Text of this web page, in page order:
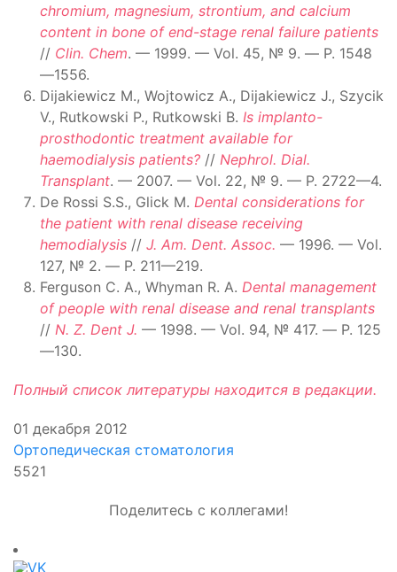
chromium, magnesium, strontium, and calcium
content in bone of end-stage renal failure patients
// Clin. Chem. — 1999. — Vol. 45, № 9. — Р. 1548
—1556.
Dijakiewicz M., Wojtowicz A., Dijakiewicz J., Szycik
V., Rutkowski P., Rutkowski B. Is implanto-
prosthodontic treatment available for
haemodialysis patients? // Nephrol. Dial.
Transplant. — 2007. — Vol. 22, № 9. — P. 2722—4.
De Rossi S.S., Glick M. Dental considerations for
the patient with renal disease receiving
hemodialysis // J. Am. Dent. Assoc. — 1996. — Vol.
127, № 2. — Р. 211—219.
Ferguson C. A., Whyman R. A. Dental management
of people with renal disease and renal transplants
// N. Z. Dent J. — 1998. — Vol. 94, № 417. — Р. 125
—130.
Полный список литературы находится в редакции.
01 декабря 2012
Ортопедическая стоматология
5521
Поделитесь с коллегами!